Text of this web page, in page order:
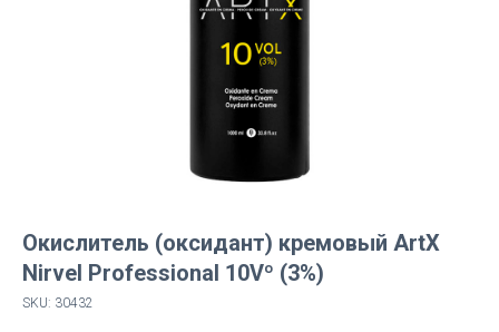
Окислитель (оксидант) кремовый ArtX
Nirvel Professional 10Vº (3%)
SKU: 30432